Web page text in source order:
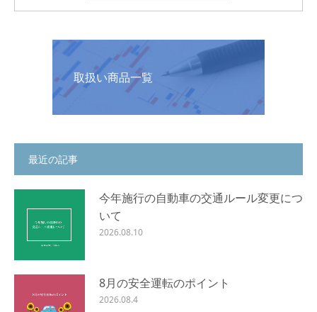
取扱い商品一覧
最近の記事
今年施行の自動車の交通ルール変更につ
いて
2026.08.10
8月の安全運転のポイント
2026.08.4